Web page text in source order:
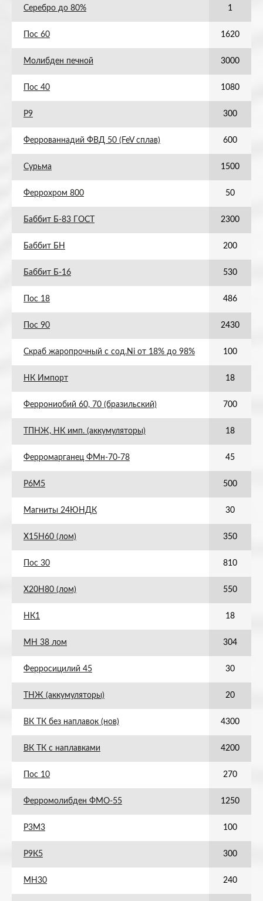
Серебро до 80% 1
Пос 60 1620
Молибден печной 3000
Пос 40 1080
Р9 300
Феррованнадий ФВД 50 (FeV сплав) 600
Сурьма 1500
Феррохром 800 50
Баббит Б-83 ГОСТ 2300
Баббит БН 200
Баббит Б-16 530
Пос 18 486
Пос 90 2430
Скраб жаропрочный с сод.Ni от 18% до 98% 100
НК Импорт 18
Феррониобий 60, 70 (бразильский) 700
ТПНЖ, НК имп. (аккумуляторы) 18
Ферромарганец ФМн-70-78 45
Р6М5 500
Магниты 24ЮНДК 30
Х15Н60 (лом) 350
Пос 30 810
Х20Н80 (лом) 550
НК1 18
МН 38 лом 304
Ферросицилий 45 30
ТНЖ (аккумуляторы) 20
ВК ТК без наплавок (нов) 4300
ВК ТК с наплавками 4200
Пос 10 270
Ферромолибден ФМО-55 1250
Р3М3 100
Р9К5 300
МН30 240